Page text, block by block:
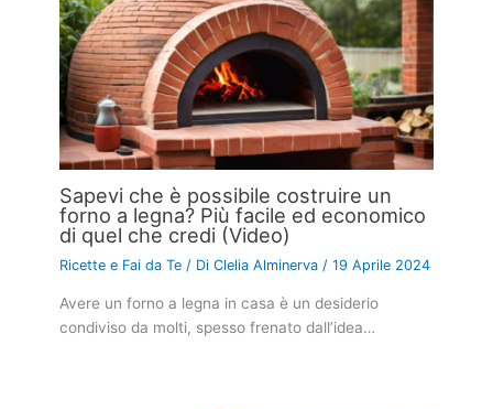
Sapevi che è possibile costruire un
forno a legna? Più facile ed economico
di quel che credi (Video)
Ricette e Fai da Te / DiClelia Alminerva /19 Aprile 2024
Avere un forno a legna in casa è un desiderio
condiviso da molti, spesso frenato dall’idea…